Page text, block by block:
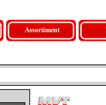
Assortiment